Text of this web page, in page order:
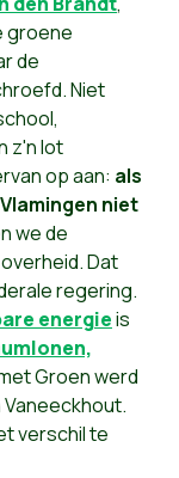
groene
de
Niet
z'n lot
op aan: als
niet
we de
Dat
regering.
energieis
Groen werd
Vaneeckhout.
verschil te